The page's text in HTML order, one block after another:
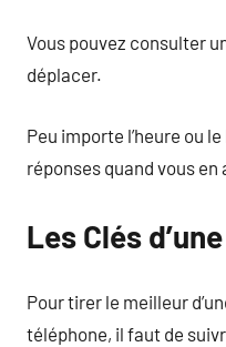
Vous pouvez consulter
déplacer.
Peu importe l’heure ou
réponses quand vous en
Les Clés
Pour tirer le meilleur
téléphone, il faut de